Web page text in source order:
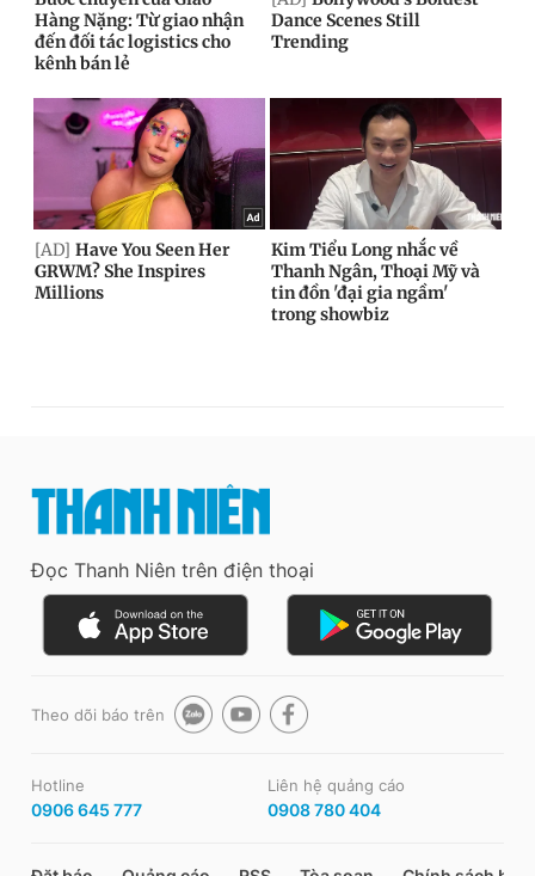
Đọc Thanh Niên trên điện thoại
Theo dõi báo trên
Hotline
0906 645 777
Liên hệ quảng cáo
0908 780 404